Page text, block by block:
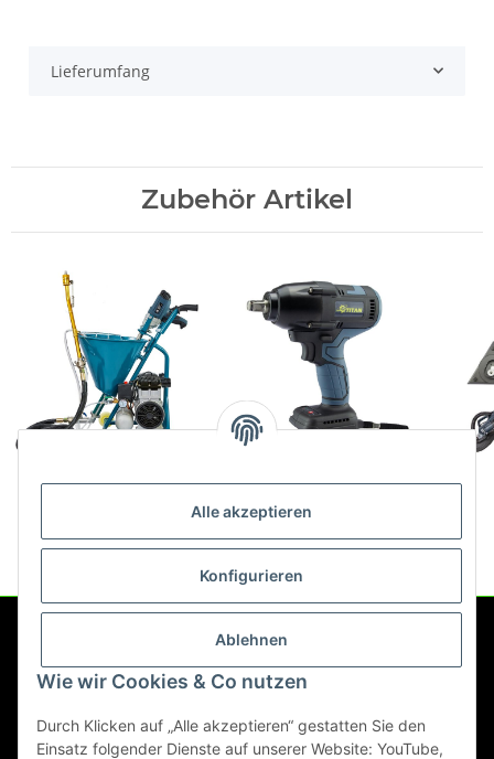
Alle akzeptieren
Konfigurieren
Ablehnen
Wie wir Cookies & Co nutzen
Durch Klicken auf „Alle akzeptieren“ gestatten Sie den
Einsatz folgender Dienste auf unserer Website: YouTube,
Lieferumfang
Zubehör Artikel
PIW6021B-Core
bürstenlos 550Nm
89,00 € -
Service
Gesetzliche Informationen